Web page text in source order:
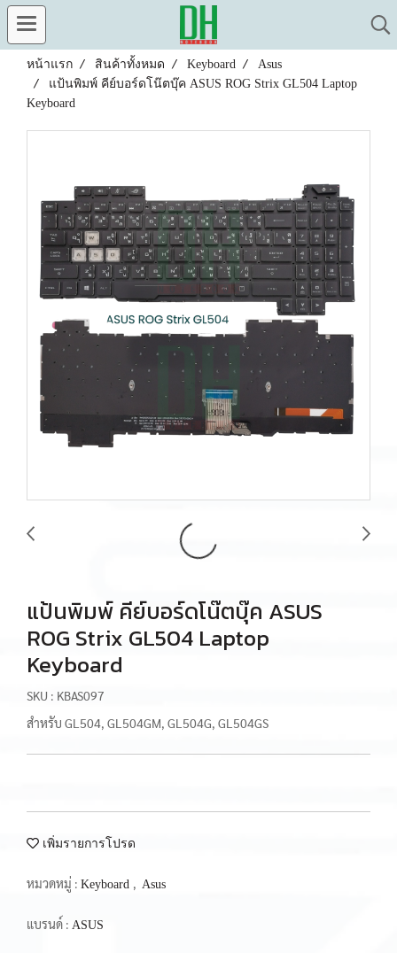
หน้าแรก สินค้าทั้งหมด Keyboard
Asus
แป้นพิมพ์ คีย์บอร์ดโน๊ตบุ๊ค ASUS ROG Strix GL504 Laptop
Keyboard
แป้นพิมพ์ คีย์บอร์ดโน๊ตบุ๊ค ASUS
ROG Strix GL504 Laptop
Keyboard
SKU : KBAS097
สำหรับ GL504, GL504GM, GL504G, GL504GS
เพิ่มรายการโปรด
หมวดหมู่ : Keyboard , Asus
แบรนด์ : ASUS